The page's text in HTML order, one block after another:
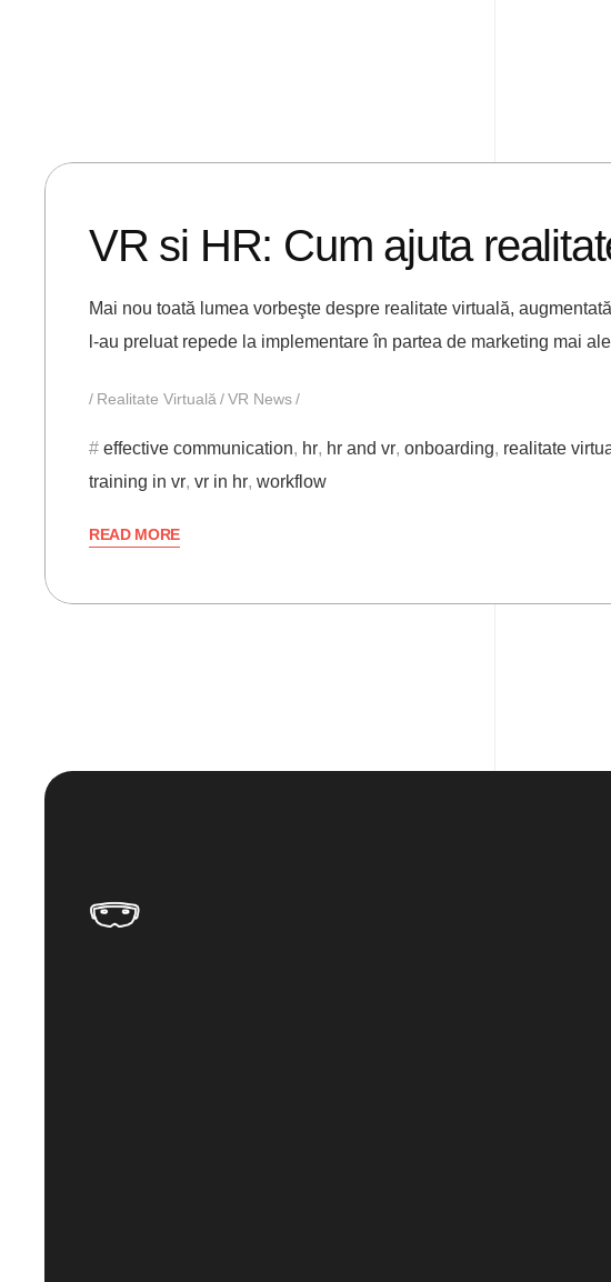
VR si HR: Cum ajuta
Mai nou toată lumea vorbeşte despre realitate virtuală,
l-au preluat repede la implementare în partea de marketing mai
Realitate Virtuală VR News
effective communication, hr, hr and vr, onboarding, realitate
training in vr, vr in hr, workflow
READ MORE